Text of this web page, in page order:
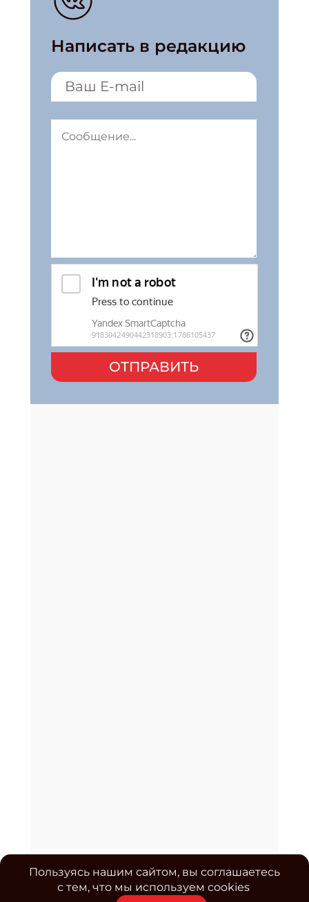
Написать в редакцию
ОТПРАВИТЬ
Пользуясь нашим сайтом, вы соглашаетесь
с тем, что мы используем cookies